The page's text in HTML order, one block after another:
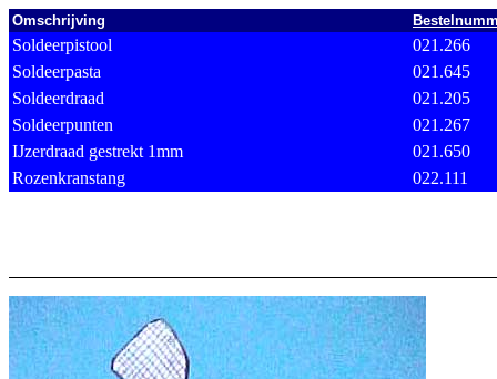
Omschrijving
Soldeerpistool
021.266
Soldeerpasta
021.645
Soldeerdraad
021.205
Soldeerpunten
021.267
IJzerdraad gestrekt 1mm
021.650
Rozenkranstang
022.111